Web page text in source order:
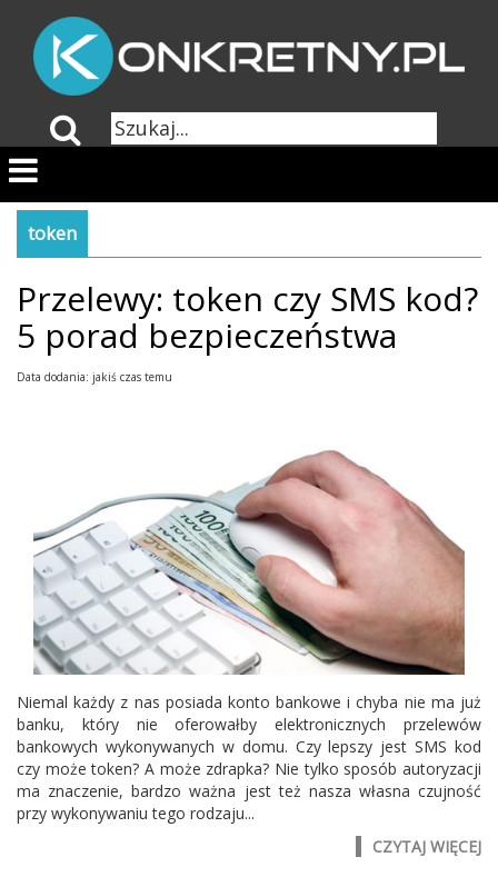
token
Przelewy: token czy SMS kod?
5 porad bezpieczeństwa
Data dodania: jakiś czas temu
Niemal każdy z nas posiada konto bankowe i chyba nie ma już
banku, który nie oferowałby elektronicznych przelewów
bankowych wykonywanych w domu. Czy lepszy jest SMS kod
czy może token? A może zdrapka? Nie tylko sposób autoryzacji
ma znaczenie, bardzo ważna jest też nasza własna czujność
przy wykonywaniu tego rodzaju...
CZYTAJ WIĘCEJ